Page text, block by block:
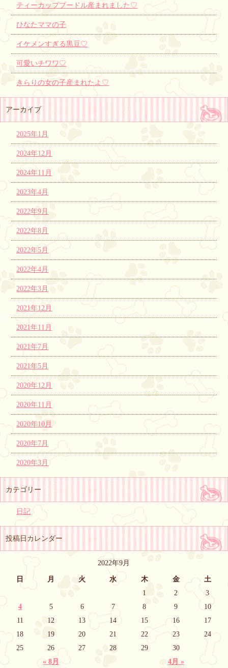
ティーカッププードル産まれました♡
ひなたママの子
イケメンすぎる黒豆♡
可愛いチワワ♡
きらりの女の子産まれたよ♡
アーカイブ
2025年1月
2024年12月
2024年11月
2023年4月
2022年9月
2022年8月
2022年5月
2022年4月
2022年3月
2021年12月
2021年11月
2021年7月
2021年5月
2020年12月
2020年11月
2020年10月
2020年7月
2020年3月
カテゴリー
日記
投稿日カレンダー
2022年9月
日 月 火 水 木 金 土
« 8月 4月 »
1 2
3
4
5 6 7 8 9
10
11
12 13 14 15 16
17
18
19 20 21 22 23
24
25
26 27 28 29 30